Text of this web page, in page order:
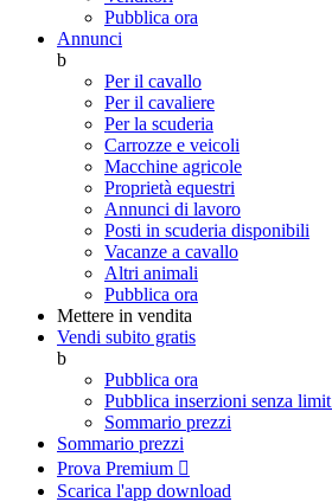
Pubblica ora
Annunci
b
Per il cavallo
Per il cavaliere
Per la scuderia
Carrozze e veicoli
Macchine agricole
Proprietà equestri
Annunci di lavoro
Posti in scuderia disponibili
Vacanze a cavallo
Altri animali
Pubblica ora
Mettere in vendita
Vendi subito gratis
b
Pubblica ora
Pubblica inserzioni senza limit
Sommario prezzi
Sommario prezzi
Prova Premium 
Scarica l'app download